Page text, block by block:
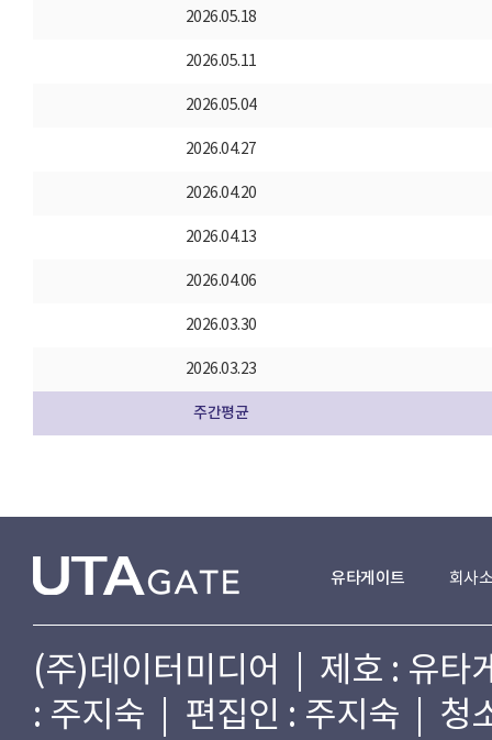
2026.05.18
2026.05.11
2026.05.04
2026.04.27
2026.04.20
2026.04.13
2026.04.06
2026.03.30
2026.03.23
주간평균
유타게이트 회사
(주)데이터미디어 | 제호 : 유
: 주지숙 | 편집인 : 주지숙 | 청